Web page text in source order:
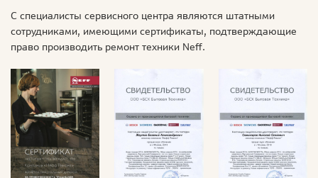
С специалисты сервисного центра являются штатными
сотрудниками, имеющими сертификаты, подтверждающие
право производить ремонт техники Neff.